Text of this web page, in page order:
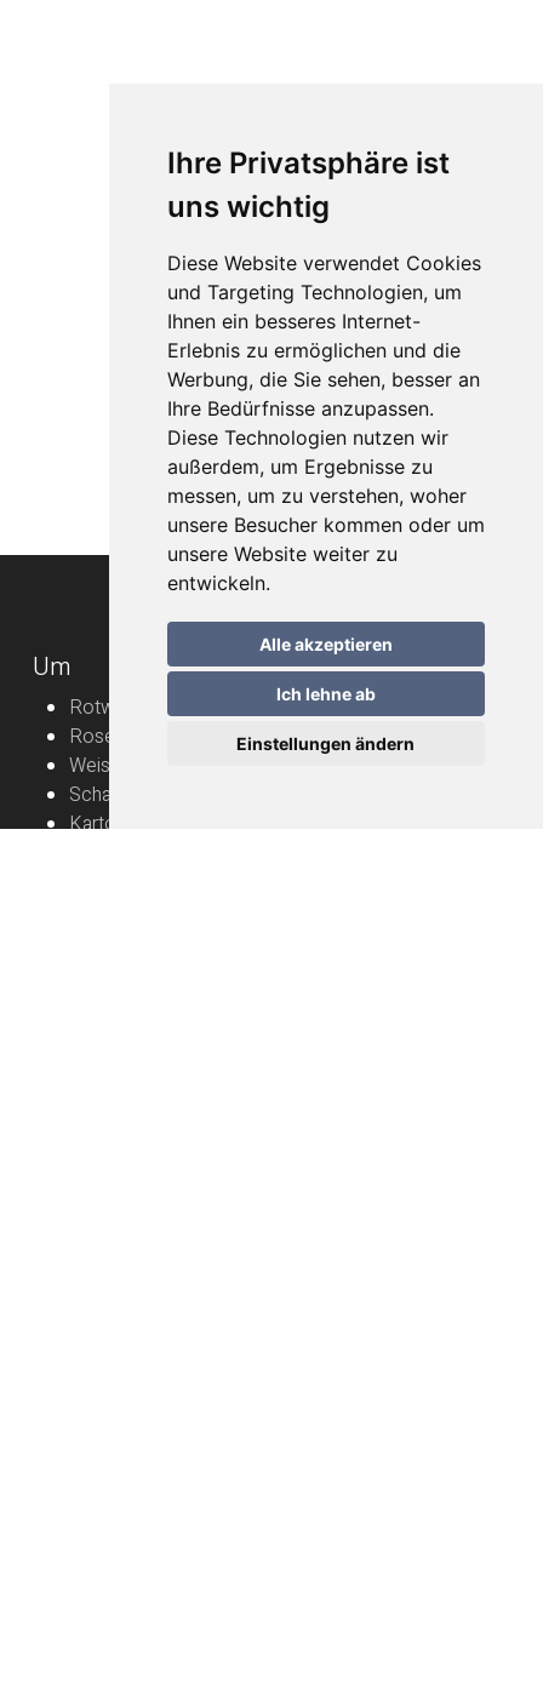
Ihre Privatsphäre ist
uns wichtig
Diese Website verwendet Cookies
und Targeting Technologien, um
Ihnen ein besseres Internet-
Erlebnis zu ermöglichen und die
Werbung, die Sie sehen, besser an
Ihre Bedürfnisse anzupassen.
Diese Technologien nutzen wir
außerdem, um Ergebnisse zu
messen, um zu verstehen, woher
unsere Besucher kommen oder um
unsere Website weiter zu
entwickeln.
Alle akzeptieren
Ich lehne ab
Einstellungen ändern
Um
Rotweine
Roséweine
Weissweine
Schaumweine
Karton